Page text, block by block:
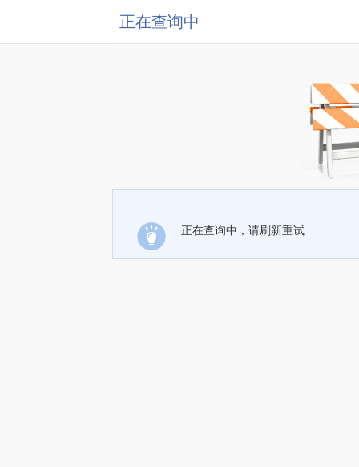
正在查询中
正在查询中，请刷新重试